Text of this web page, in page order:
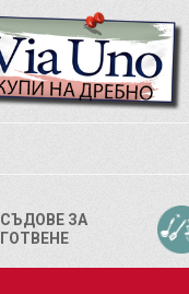
СЪДОВЕ ЗА
ГОТВЕНЕ